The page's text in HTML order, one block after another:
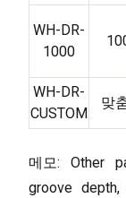
WH-DR-
1000
WH-DR-
CUSTOM
맞
메모: Other
groove depth